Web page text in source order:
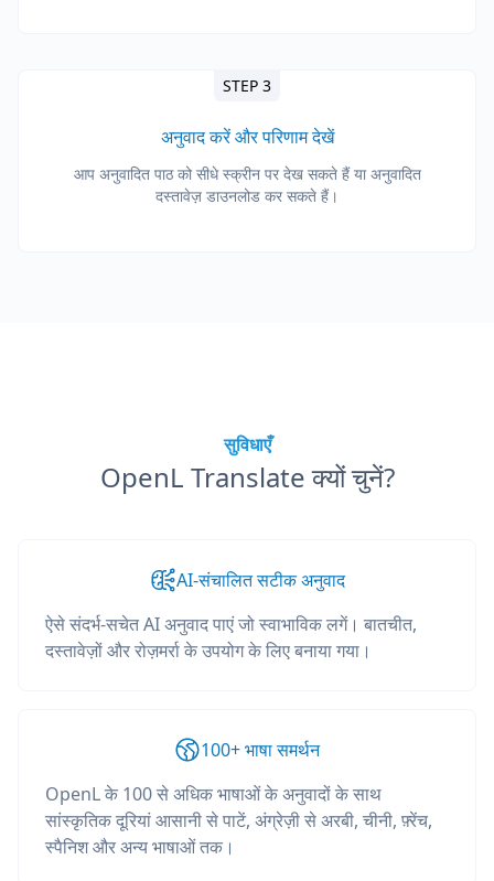
STEP 3
अनुवाद करें और परिणाम देखें
आप अनुवादित पाठ को सीधे स्क्रीन पर देख सकते हैं या अनुवादित
दस्तावेज़ डाउनलोड कर सकते हैं।
सुविधाएँ
OpenL Translate क्यों चुनें?
AI-संचालित सटीक अनुवाद
ऐसे संदर्भ-सचेत AI अनुवाद पाएं जो स्वाभाविक लगें। बातचीत,
दस्तावेज़ों और रोज़मर्रा के उपयोग के लिए बनाया गया।
100+ भाषा समर्थन
OpenL के 100 से अधिक भाषाओं के अनुवादों के साथ
सांस्कृतिक दूरियां आसानी से पाटें, अंग्रेज़ी से अरबी, चीनी, फ़्रेंच,
स्पैनिश और अन्य भाषाओं तक।